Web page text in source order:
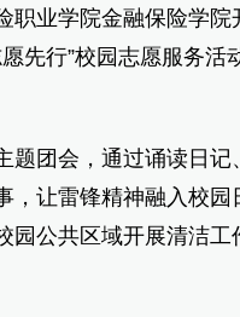
业学院金融保险学院
先行”校园志愿服务
团会，通过诵读日记
，让雷锋精神融入校
园公共区域开展清洁